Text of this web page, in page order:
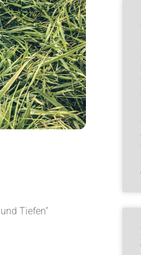
Tiefen”